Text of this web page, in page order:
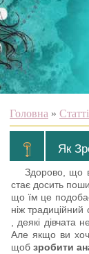
Головна » Статті
Як
Здорово, що
стає досить
що їм це
ніж традиційний
, деякі дівчата
Але якщо ви
щоб зробити